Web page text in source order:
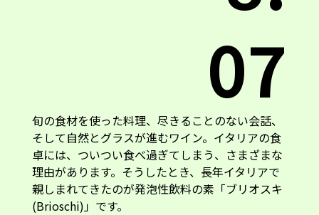
07
旬の食材を使った料理、尽きることのない会話、
そして自然とグラスが進むワイン。イタリアの食
卓には、ついつい食べ過ぎてしまう、さまざまな
理由があります。そうしたとき、長年イタリアで
親しまれてきたのが発泡性飲料の素「ブリオスキ
(Brioschi)」です。